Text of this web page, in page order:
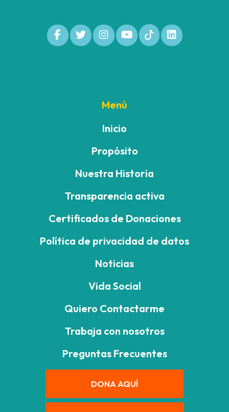
Menú
Inicio
Propósito
Nuestra Historia
Transparencia activa
Certificados de Donaciones
Política de privacidad de datos
Noticias
Vida Social
Quiero Contactarme
Trabaja con nosotros
Preguntas Frecuentes
DONA AQUÍ